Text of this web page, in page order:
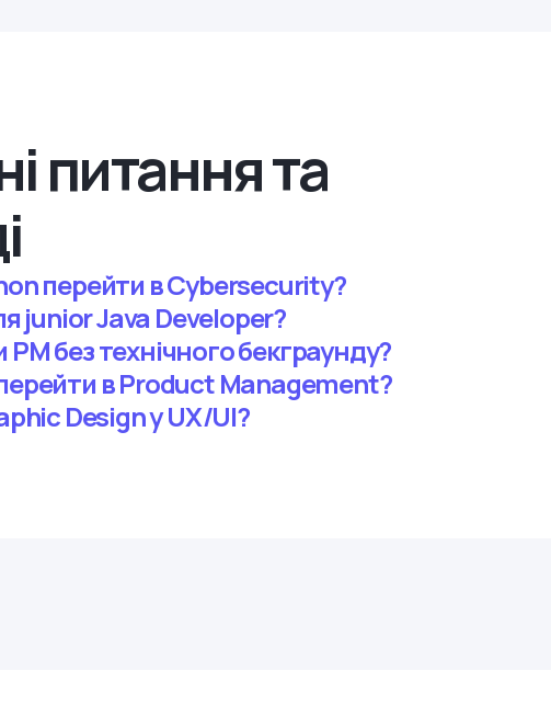
питання та
перейти в Cybersecurity?
junior Java Developer?
без технічного бекграунду?
в Product Management?
Design у UX/UI?